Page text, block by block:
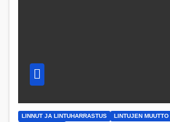
LINNUT JA LINTUHARRASTUS LINTUJEN MUUTTO